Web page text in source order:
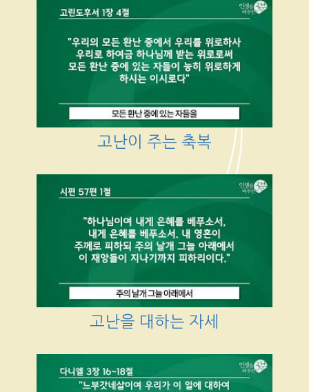
고난이 주는 축복
고난을 대하는 자세